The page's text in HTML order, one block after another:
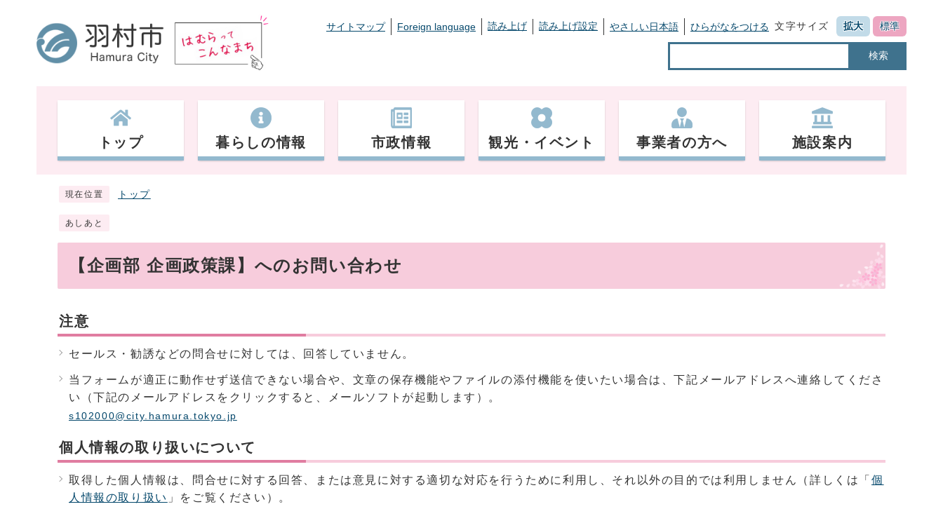
サイトマップ Foreign language 読み上げ 読み上げ設定 やさしい日本語 ひらがなをつける 文字サイズ 拡大 標準
検索
トップ 暮らしの情報 市政情報 観光・イベント 事業者の方へ 施設案内
現在位置 トップ
あしあと
【企画部 企画政策課】へのお問い合わせ
注意
セールス・勧誘などの問合せに対しては、回答していません。
当フォームが適正に動作せず送信できない場合や、文章の保存機能やファイルの添付機能を使いたい場合は、下記メールアドレスへ連絡してくださ
い（下記のメールアドレスをクリックすると、メールソフトが起動します）。
s102000@city.hamura.tokyo.jp
個人情報の取り扱いについて
取得した個人情報は、問合せに対する回答、または意見に対する適切な対応を行うために利用し、それ以外の目的では利用しません（詳しくは「 個
人情報の取り扱い 」をご覧ください）。